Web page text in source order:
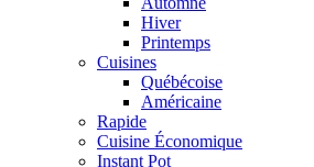
Hiver
Printemps
Cuisines
Québécoise
Américaine
Rapide
Cuisine Économique
Instant Pot